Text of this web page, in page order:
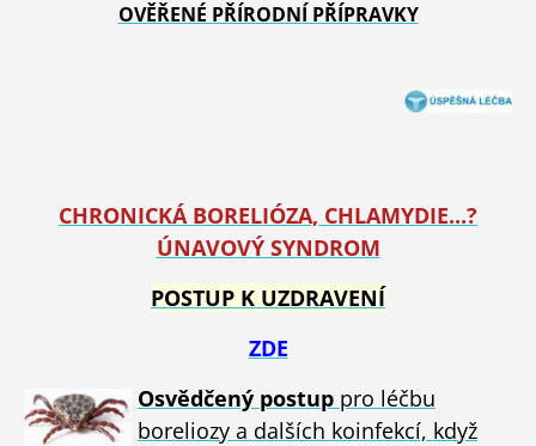
OVĚŘENÉ PŘÍRODNÍ PŘÍPRAVKY
CHRONICKÁ BORELIÓZA, CHLAMYDIE...?
ÚNAVOVÝ SYNDROM
POSTUP K UZDRAVENÍ
ZDE
Osvědčený postuppro léčbu
boreliozy a dalších koinfekcí, když